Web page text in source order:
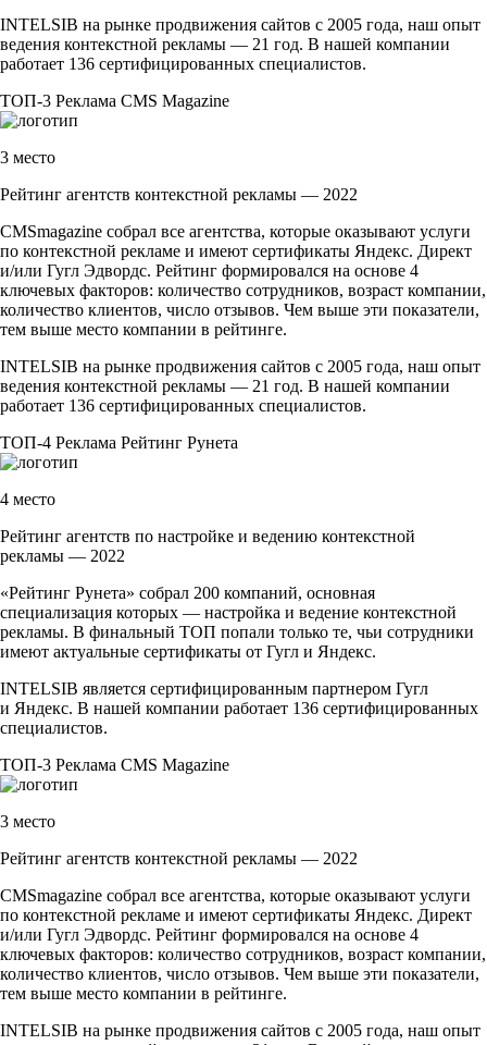
INTELSIB на рынке продвижения сайтов с 2005 года, наш опыт
ведения контекстной рекламы — 21 год. В нашей компании
работает 136 сертифицированных специалистов.
ТОП-3 Реклама CMS Magazine
3 место
Рейтинг агентств контекстной рекламы — 2022
CMSmagazine собрал все агентства, которые оказывают услуги
по контекстной рекламе и имеют сертификаты Яндекс. Директ
и/или Гугл Эдвордс. Рейтинг формировался на основе 4
ключевых факторов: количество сотрудников, возраст компании,
количество клиентов, число отзывов. Чем выше эти показатели,
тем выше место компании в рейтинге.
INTELSIB на рынке продвижения сайтов с 2005 года, наш опыт
ведения контекстной рекламы — 21 год. В нашей компании
работает 136 сертифицированных специалистов.
ТОП-4 Реклама Рейтинг Рунета
4 место
Рейтинг агентств по настройке и ведению контекстной
рекламы — 2022
«Рейтинг Рунета» собрал 200 компаний, основная
специализация которых — настройка и ведение контекстной
рекламы. В финальный ТОП попали только те, чьи сотрудники
имеют актуальные сертификаты от Гугл и Яндекс.
INTELSIB является сертифицированным партнером Гугл
и Яндекс. В нашей компании работает 136 сертифицированных
специалистов.
ТОП-3 Реклама CMS Magazine
3 место
Рейтинг агентств контекстной рекламы — 2022
CMSmagazine собрал все агентства, которые оказывают услуги
по контекстной рекламе и имеют сертификаты Яндекс. Директ
и/или Гугл Эдвордс. Рейтинг формировался на основе 4
ключевых факторов: количество сотрудников, возраст компании,
количество клиентов, число отзывов. Чем выше эти показатели,
тем выше место компании в рейтинге.
INTELSIB на рынке продвижения сайтов с 2005 года, наш опыт